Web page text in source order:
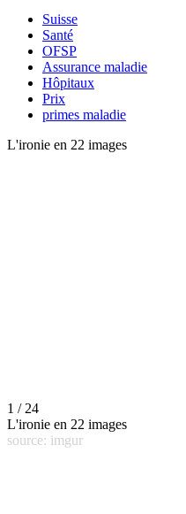
Suisse
Santé
OFSP
Assurance maladie
Hôpitaux
Prix
primes maladie
L'ironie en 22 images
1 / 24
L'ironie en 22 images
source: imgur